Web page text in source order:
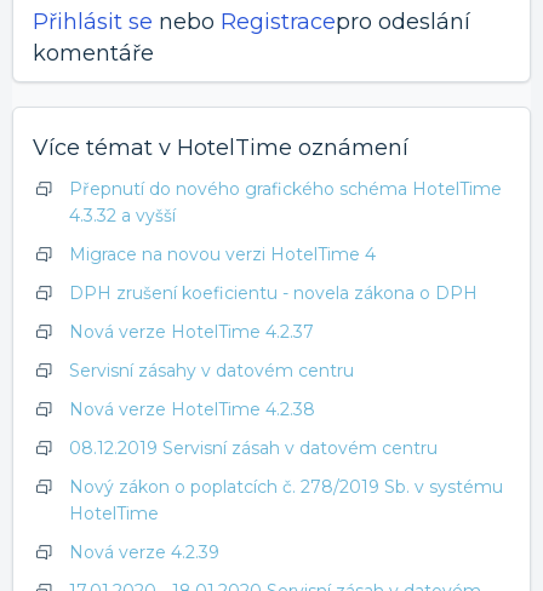
Přihlásit se nebo Registracepro odeslání
komentáře
Více témat v HotelTime oznámení
Přepnutí do nového grafického schéma HotelTime
4.3.32 a vyšší
Migrace na novou verzi HotelTime 4
DPH zrušení koeficientu - novela zákona o DPH
Nová verze HotelTime 4.2.37
Servisní zásahy v datovém centru
Nová verze HotelTime 4.2.38
08.12.2019 Servisní zásah v datovém centru
Nový zákon o poplatcích č. 278/2019 Sb. v systému
HotelTime
Nová verze 4.2.39